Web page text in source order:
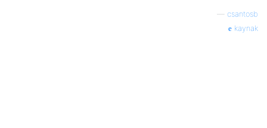
csantosb
kaynak